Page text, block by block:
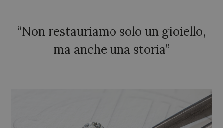
“Non restauriamo solo un gioiello,
ma anche una storia”